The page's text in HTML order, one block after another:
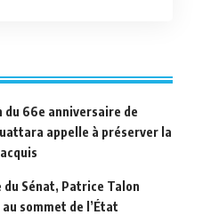
du 66e anniversaire de
appelle à préserver la
du Sénat, Patrice Talon
sommet de l’État